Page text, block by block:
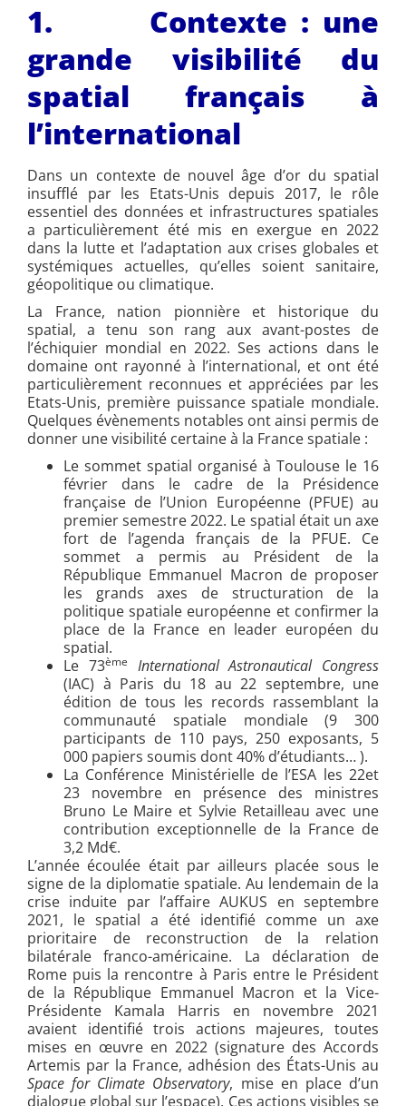
1. Contexte : une
grande visibilité du
spatial français à
l’international
Dans un contexte de nouvel âge d’or du spatial
insufflé par les Etats-Unis depuis 2017, le rôle
essentiel des données et infrastructures spatiales
a particulièrement été mis en exergue en 2022
dans la lutte et l’adaptation aux crises globales et
systémiques actuelles, qu’elles soient sanitaire,
géopolitique ou climatique.
La France, nation pionnière et historique du
spatial, a tenu son rang aux avant-postes de
l’échiquier mondial en 2022. Ses actions dans le
domaine ont rayonné à l’international, et ont été
particulièrement reconnues et appréciées par les
Etats-Unis, première puissance spatiale mondiale.
Quelques évènements notables ont ainsi permis de
donner une visibilité certaine à la France spatiale :
Le sommet spatial organisé à Toulouse le 16
février dans le cadre de la Présidence
française de l’Union Européenne (PFUE) au
premier semestre 2022. Le spatial était un axe
fort de l’agenda français de la PFUE. Ce
sommet a permis au Président de la
République Emmanuel Macron de proposer
les grands axes de structuration de la
politique spatiale européenne et confirmer la
place de la France en leader européen du
spatial.
Le 73ème
International Astronautical Congress
(IAC) à Paris du 18 au 22 septembre, une
édition de tous les records rassemblant la
communauté spatiale mondiale (9 300
participants de 110 pays, 250 exposants, 5
000 papiers soumis dont 40% d’étudiants… ).
La Conférence Ministérielle de l’ESA les 22et
23 novembre en présence des ministres
Bruno Le Maire et Sylvie Retailleau avec une
contribution exceptionnelle de la France de
3,2 Md€.
L’année écoulée était par ailleurs placée sous le
signe de la diplomatie spatiale. Au lendemain de la
crise induite par l’affaire AUKUS en septembre
2021, le spatial a été identifié comme un axe
prioritaire de reconstruction de la relation
bilatérale franco-américaine. La déclaration de
Rome puis la rencontre à Paris entre le Président
de la République Emmanuel Macron et la Vice-
Présidente Kamala Harris en novembre 2021
avaient identifié trois actions majeures, toutes
mises en œuvre en 2022 (signature des Accords
Artemis par la France, adhésion des États-Unis au
Space for Climate Observatory, mise en place d’un
dialogue global sur l’espace). Ces actions visibles se